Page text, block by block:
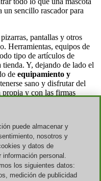
un sencillo rascador para
pantallas y otros
Herramientas, equipos de
tipo de artículos de
Y, dejando de lado el
de equipamiento y
sano y disfrutar del
y con las firmas
el hogar o en un punto de
cuatro opciones: tarjeta,
bancaria o Amazon Pay.
en varios plazos. En caso
puede almacenar y
nosotros y
y datos de
información personal.
los siguientes datos:
medición de publicidad